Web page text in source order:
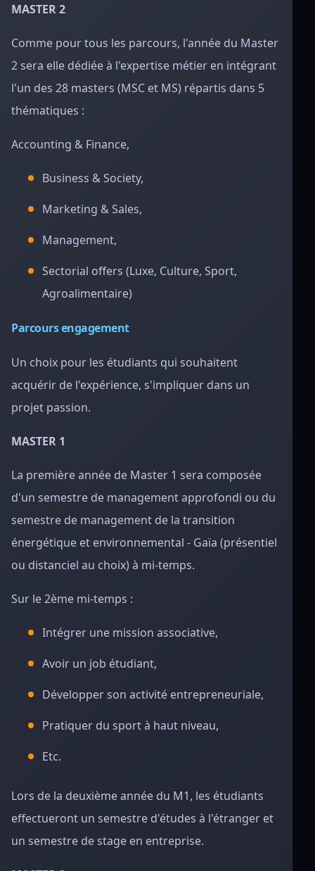
MASTER 2
Comme pour tous les parcours, l'année du Master
2 sera elle dédiée à l'expertise métier en intégrant
l'un des 28 masters (MSC et MS) répartis dans 5
thématiques :
Accounting & Finance,
Business & Society,
Marketing & Sales,
Management,
Sectorial offers (Luxe, Culture, Sport,
Agroalimentaire)
Parcours engagement
Un choix pour les étudiants qui souhaitent
acquérir de l'expérience, s'impliquer dans un
projet passion.
MASTER 1
La première année de Master 1 sera composée
d'un semestre de management approfondi ou du
semestre de management de la transition
énergétique et environnemental - Gaïa (présentiel
ou distanciel au choix) à mi-temps.
Sur le 2ème mi-temps :
Intégrer une mission associative,
Avoir un job étudiant,
Développer son activité entrepreneuriale,
Pratiquer du sport à haut niveau,
Etc.
Lors de la deuxième année du M1, les étudiants
effectueront un semestre d'études à l'étranger et
un semestre de stage en entreprise.